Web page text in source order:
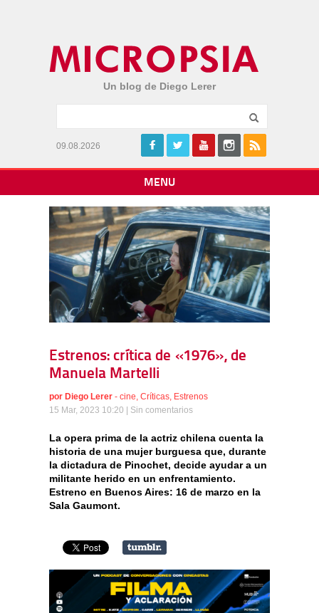
Un blog de Diego Lerer
09.08.2026
MENU
Estrenos: crítica de «1976», de
Manuela Martelli
por Diego Lerer - cine, Críticas, Estrenos
15 Mar, 2023 10:20 | Sin comentarios
La opera prima de la actriz chilena cuenta la
historia de una mujer burguesa que, durante
la dictadura de Pinochet, decide ayudar a un
militante herido en un enfrentamiento.
Estreno en Buenos Aires: 16 de marzo en la
Sala Gaumont.